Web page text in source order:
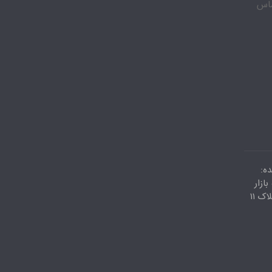
با شماره 09035809343 تماس
کویتیها پاساژ اعظم طبقه دوم پلاک ۱۱